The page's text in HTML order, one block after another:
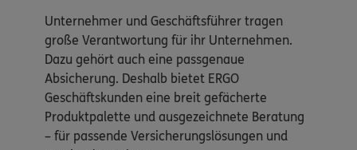
Unternehmer und Geschäftsführer tragen
große Verantwortung für ihr Unternehmen.
Dazu gehört auch eine passgenaue
Absicherung. Deshalb bietet ERGO
Geschäftskunden eine breit gefächerte
Produktpalette und ausgezeichnete Beratung
– für passende Versicherungslösungen und